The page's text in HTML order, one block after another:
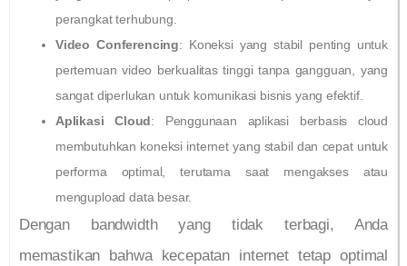
perangkat terhubung.
Video Conferencing: Koneksi yang stabil penting untuk
pertemuan video berkualitas tinggi tanpa gangguan, yang
sangat diperlukan untuk komunikasi bisnis yang efektif.
Aplikasi Cloud: Penggunaan aplikasi berbasis cloud
membutuhkan koneksi internet yang stabil dan cepat untuk
performa optimal, terutama saat mengakses atau
mengupload data besar.
Dengan bandwidth yang tidak terbagi, Anda
memastikan bahwa kecepatan internet tetap optimal